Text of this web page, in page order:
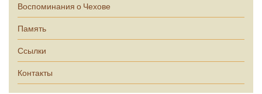
Воспоминания о Чехове
Память
Ссылки
Контакты